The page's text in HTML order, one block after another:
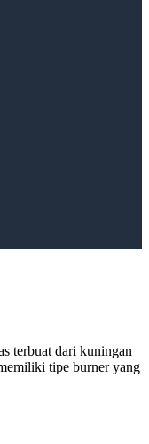
terbuat dari kuningan
tipe burner yang